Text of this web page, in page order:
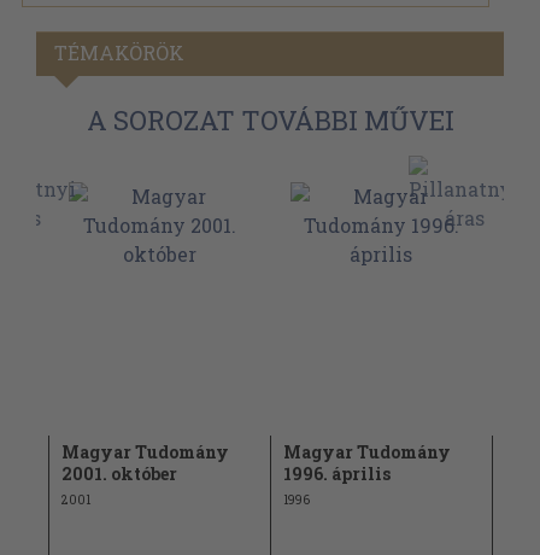
TÉMAKÖRÖK
A SOROZAT TOVÁBBI MŰVEI
Magyar Tudomány
2001. október
2001
Magyar Tudomány
1996. április
1996